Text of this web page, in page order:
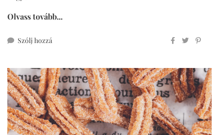
Olvass tovább...
Szólj hozzá
buns
teljes
kiőrlésű
lisztből